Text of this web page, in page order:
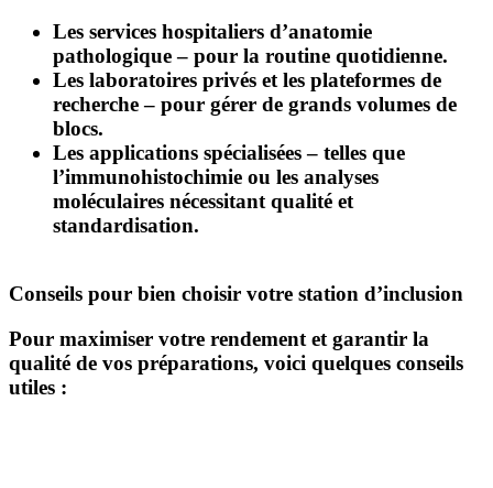
Les services hospitaliers d’anatomie
pathologique – pour la routine quotidienne.
Les laboratoires privés et les plateformes de
recherche – pour gérer de grands volumes de
blocs.
Les applications spécialisées – telles que
l’immunohistochimie ou les analyses
moléculaires nécessitant qualité et
standardisation.
Conseils pour bien choisir votre station d’inclusion
Pour maximiser votre rendement et garantir la
qualité de vos préparations, voici quelques conseils
utiles :